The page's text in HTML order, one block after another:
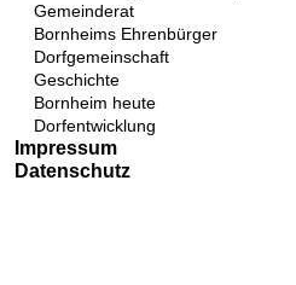
Gemeinderat
Bornheims Ehrenbürger
Dorfgemeinschaft
Geschichte
Bornheim heute
Dorfentwicklung
Impressum
Datenschutz